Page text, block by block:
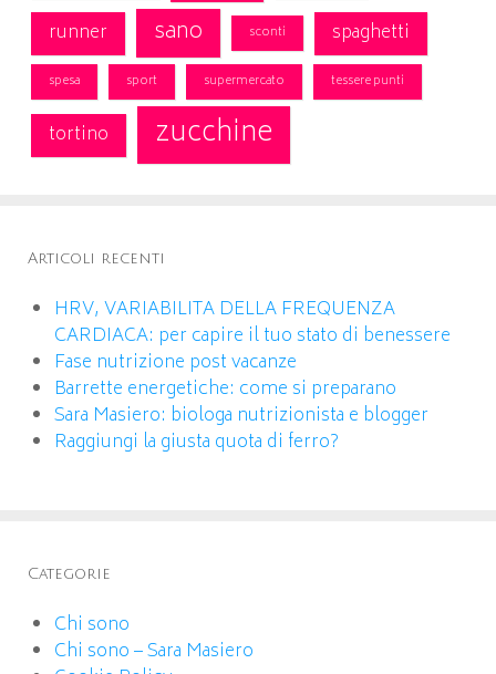
runner sano sconti spaghetti
spesa sport supermercato tessere punti
tortino zucchine
Articoli recenti
HRV, VARIABILITA DELLA FREQUENZA
CARDIACA: per capire il tuo stato di benessere
Fase nutrizione post vacanze
Barrette energetiche: come si preparano
Sara Masiero: biologa nutrizionista e blogger
Raggiungi la giusta quota di ferro?
Categorie
Chi sono
Chi sono – Sara Masiero